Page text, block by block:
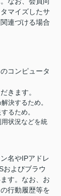
マイズしたサ
連づける場合
コンピュータ
きます。
決するため。
るため。
用状況などを統
名やIPアドレ
およびブラウ
す。なお、お
行動履歴等を